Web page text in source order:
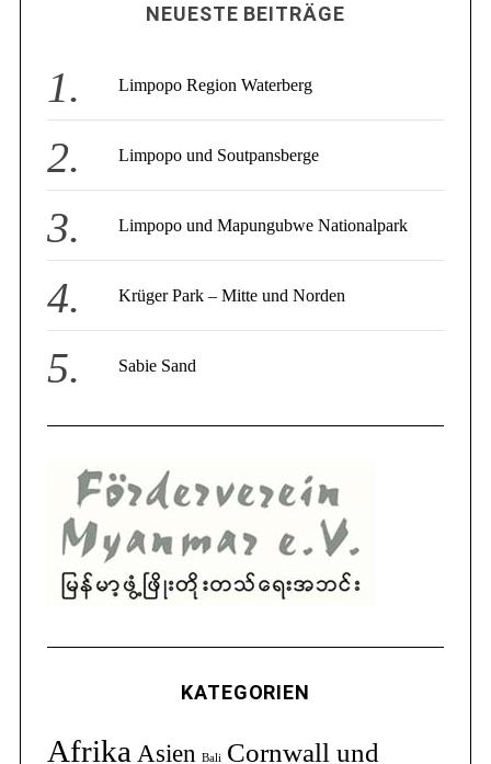
o
r
NEUESTE BEITRÄGE
Limpopo Region Waterberg
Limpopo und Soutpansberge
Limpopo und Mapungubwe Nationalpark
Krüger Park – Mitte und Norden
Sabie Sand
KATEGORIEN
Afrika Asien Bali Cornwall und